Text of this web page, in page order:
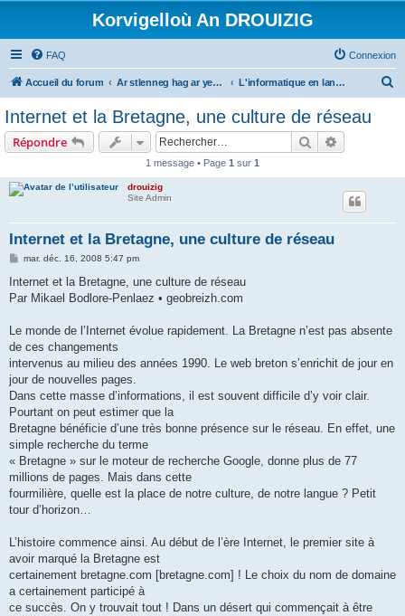
Korvigelloù An DROUIZIG
FAQ Connexion
Accueil du forum Ar stlenneg hag ar yezhoù bihan er bed a-bezh L'informatique en langues régionales et minoritaires
Internet et la Bretagne, une culture de réseau
Répondre Rechercher
1 message • Page 1 sur 1
drouizig
Site Admin
Internet et la Bretagne, une culture de réseau
M
s
a
mar. déc. 16, 2008 5:47 pm
Internet et la Bretagne, une culture de réseau
Par Mikael Bodlore-Penlaez • geobreizh.com
Le monde de l’Internet évolue rapidement. La Bretagne n’est pas absente
de ces changements
intervenus au milieu des années 1990. Le web breton s’enrichit de jour en
jour de nouvelles pages.
Dans cette masse d’informations, il est souvent difficile d’y voir clair.
Pourtant on peut estimer que la
Bretagne bénéficie d’une très bonne présence sur le réseau. En effet, une
simple recherche du terme
« Bretagne » sur le moteur de recherche Google, donne plus de 77
millions de pages. Mais dans cette
fourmilière, quelle est la place de notre culture, de notre langue ? Petit
tour d’horizon…
L’histoire commence ainsi. Au début de l’ère Internet, le premier site à
avoir marqué la Bretagne est
certainement bretagne.com [bretagne.com] ! Le choix du nom de domaine
a certainement participé à
ce succès. On y trouvait tout ! Dans un désert qui commençait à être